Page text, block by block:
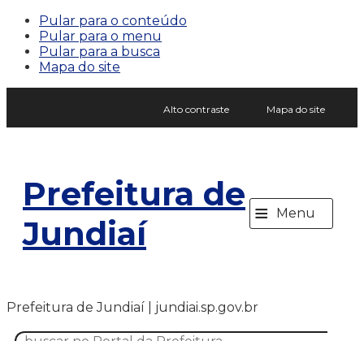
Pular para o conteúdo
Pular para o menu
Pular para a busca
Mapa do site
Alto contraste Mapa do site
Prefeitura de
Jundiaí
≡ Menu
Prefeitura de Jundiaí | jundiai.sp.gov.br